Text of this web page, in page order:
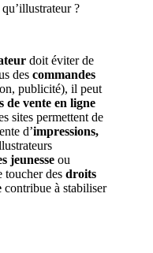
?
doit éviter de
des commandes
publicité), il peut
de vente en ligne
sites permettent de
d’impressions,
jeunesse ou
toucher des droits
contribue à stabiliser